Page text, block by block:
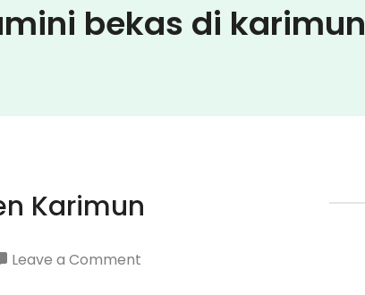
bekas di karimun
Karimun
Leave a Commenton